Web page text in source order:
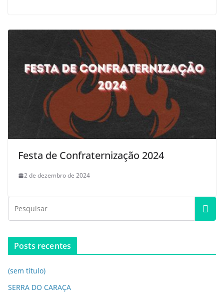
Festa de Confraternização 2024
2 de dezembro de 2024
Posts recentes
(sem título)
SERRA DO CARAÇA